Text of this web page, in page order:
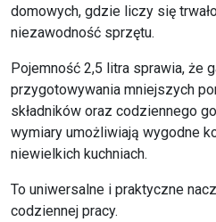
domowych, gdzie liczy się
niezawodność sprzętu.
Pojemność 2,5 litra sprawia, że
przygotowywania mniejszych
składników oraz codziennego
wymiary umożliwiają wygodne
niewielkich kuchniach.
To uniwersalne i praktyczne
codziennej pracy.